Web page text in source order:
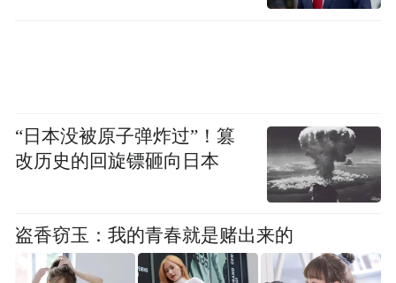
推广“非接触式”服务，让办税缴费更便利
“现在办税比以前便利多了，十多年前申报纳
税需要到办税大厅填纸质申报表，现在通过
V-tax系统就可以‘屏对屏’在税务人员的辅导
“日本没被原子弹炸过”！篡
改历史的回旋镖砸向日本
盗香窃玉：我的青春就是赌出来的